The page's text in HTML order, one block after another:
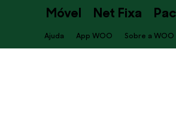
Móvel Net Fixa
Ajuda App WOO Sobre a WOO